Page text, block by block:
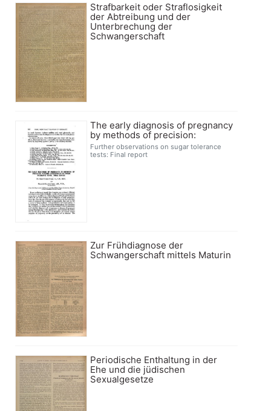
Strafbarkeit oder Straflosigkeit
der Abtreibung und der
Unterbrechung der
Schwangerschaft
The early diagnosis of pregnancy
by methods of precision:
Further observations on sugar tolerance
tests: Final report
Zur Frühdiagnose der
Schwangerschaft mittels Maturin
Periodische Enthaltung in der
Ehe und die jüdischen
Sexualgesetze